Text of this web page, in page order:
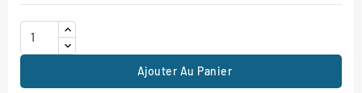
Ajouter Au Panier